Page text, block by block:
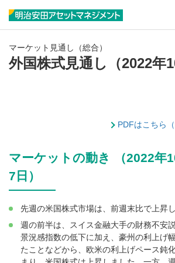
マーケット見通し（総合）
外国株式見通し（2022年
PDFはこちら
マーケットの動き （2022年
7日）
先週の米国株式市場は、前週末比で上昇し
週の前半は、スイス金融大手の財務不安
景況感指数の低下に加え、豪州の利上げ
たことなどから、欧米の利上げペース鈍